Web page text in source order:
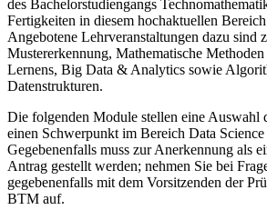
des Bachelorstudiengangs
Fertigkeiten in diesem hochaktuellen
Angebotene Lehrveranstaltungen dazu sind
Mustererkennung, Mathematische Methoden
Lernens, Big Data & Analytics sowie
Datenstrukturen.
Die folgenden Module stellen eine Auswahl
einen Schwerpunkt im Bereich Data
Gegebenenfalls muss zur Anerkennung als
Antrag gestellt werden; nehmen Sie bei
gegebenenfalls mit dem Vorsitzenden der
BTM auf.